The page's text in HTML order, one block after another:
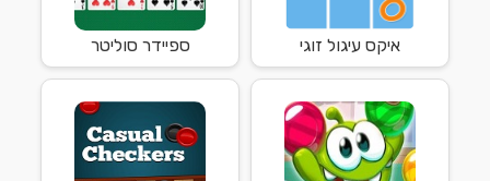
איקס עיגול זוגי ספיידר סוליטר